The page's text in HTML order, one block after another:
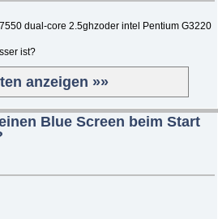
dual-core 2.5ghzoder intel Pentium G3220
ist?
anzeigen »»
Blue Screen beim Start